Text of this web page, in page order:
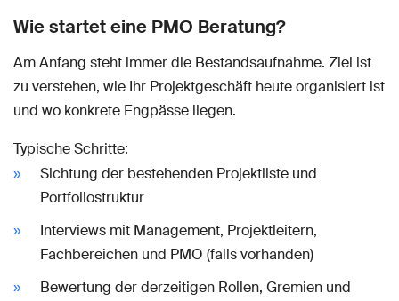
Wie startet eine PMO Beratung?
Am Anfang steht immer die Bestandsaufnahme. Ziel ist
zu verstehen, wie Ihr Projektgeschäft heute organisiert ist
und wo konkrete Engpässe liegen.
Typische Schritte:
Sichtung der bestehenden Projektliste und
Portfoliostruktur
Interviews mit Management, Projektleitern,
Fachbereichen und PMO (falls vorhanden)
Bewertung der derzeitigen Rollen, Gremien und